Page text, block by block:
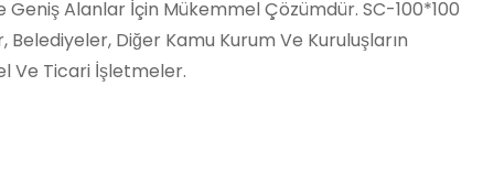
Alanlar İçin Mükemmel Çözümdür. SC-100*100
Belediyeler, Diğer Kamu Kurum Ve Kuruluşların
Ve Ticari İşletmeler.